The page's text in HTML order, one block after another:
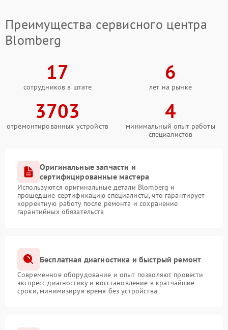
Преимущества сервисного центра
Blomberg
17
сотрудников в штате
6
лет на рынке
3703
отремонтированных устройств
4
минимальный опыт работы
специалистов
Оригинальные запчасти и
сертифицированные мастера
Используются оригинальные детали Blomberg и
прошедшие сертификацию специалисты, что гарантирует
корректную работу после ремонта и сохранение
гарантийных обязательств
Бесплатная диагностика и быстрый ремонт
Современное оборудование и опыт позволяют провести
экспресс-диагностику и восстановление в кратчайшие
сроки, минимизируя время без устройства